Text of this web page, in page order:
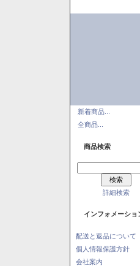
新着商品...
全商品...
商品検索
詳細検索
インフォメーショ
配送と返品について
個人情報保護方針
会社案内